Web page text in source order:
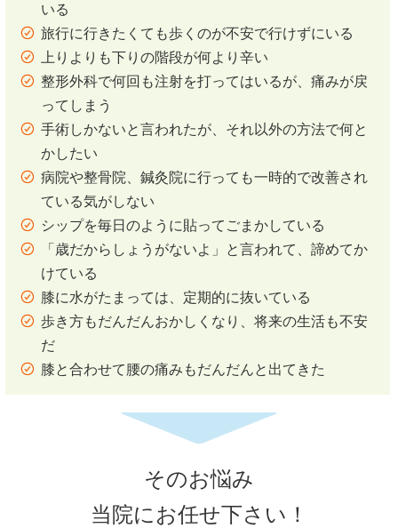
いる
旅行に行きたくても歩くのが不安で行けずにいる
上りよりも下りの階段が何より辛い
整形外科で何回も注射を打ってはいるが、痛みが戻
ってしまう
手術しかないと言われたが、それ以外の方法で何と
かしたい
病院や整骨院、鍼灸院に行っても一時的で改善され
ている気がしない
シップを毎日のように貼ってごまかしている
「歳だからしょうがないよ」と言われて、諦めてか
けている
膝に水がたまっては、定期的に抜いている
歩き方もだんだんおかしくなり、将来の生活も不安
だ
膝と合わせて腰の痛みもだんだんと出てきた
そのお悩み
当院にお任せ下さい！